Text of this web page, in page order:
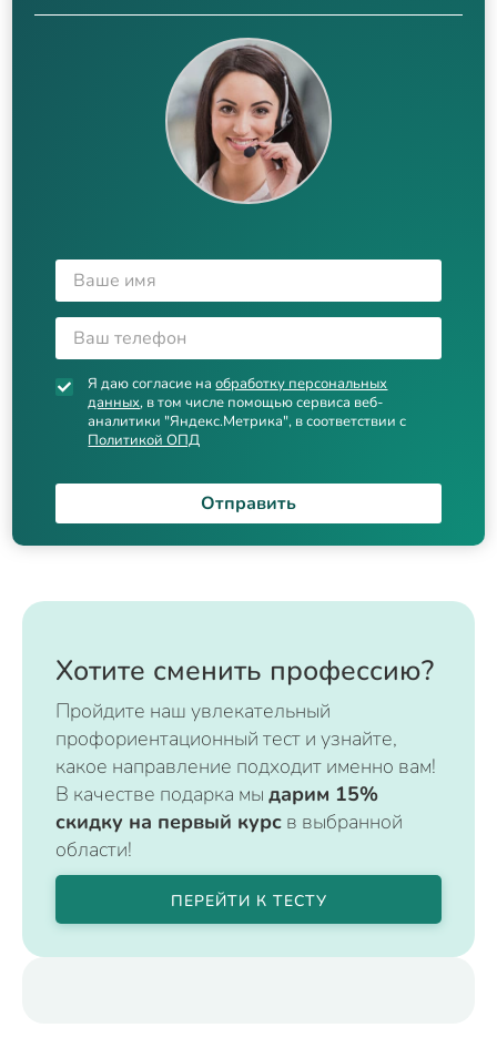
Я даю согласие наобработку персональных
данных, в том числе помощью сервиса веб-
аналитики "Яндекс.Метрика", в соответствии с
Политикой ОПД
Отправить
Хотите сменить профессию?
Пройдите наш увлекательный
профориентационный тест и узнайте,
какое направление подходит именно вам!
В качестве подарка мы дарим 15%
скидку на первый курс в выбранной
области!
ПЕРЕЙТИ К ТЕСТУ